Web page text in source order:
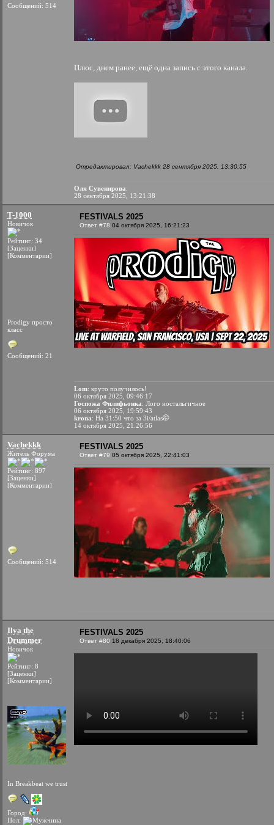
Сообщений: 514
Плюс, днем ранее, ещё одна запись с этого канала.
Отредактировал: Vachekkk 28 сентября 2025, 13:30:55
Оля Сувенирова:
28 сентября 2025, 13:21:38
T-1000
Новичок
Рейтинг: 34
[Заценки]
[Комментарии]
Prodigy просто
класс
Сообщений: 21
FESTIVALS 2025
Ответ #78 04 октября 2025, 16:21:23
Lom: круто получилось!
06 октября 2025, 09:46:17
Госпожа Филифьонка: Лого ностальгичное
06 октября 2025, 19:59:43
krona: На 31:50 что за 3i/atlas🤭
14 октября 2025, 21:26:56
Vachekkk
Житель Форума
Рейтинг: 897
[Заценки]
[Комментарии]
Сообщений: 514
FESTIVALS 2025
Ответ #79 05 октября 2025, 22:41:03
Ilya the
Drummer
Новичок
Рейтинг: 8
[Заценки]
[Комментарии]
In Breakbeat we trust
Город:
Пол:
FESTIVALS 2025
Ответ #80 18 декабря 2025, 18:40:06